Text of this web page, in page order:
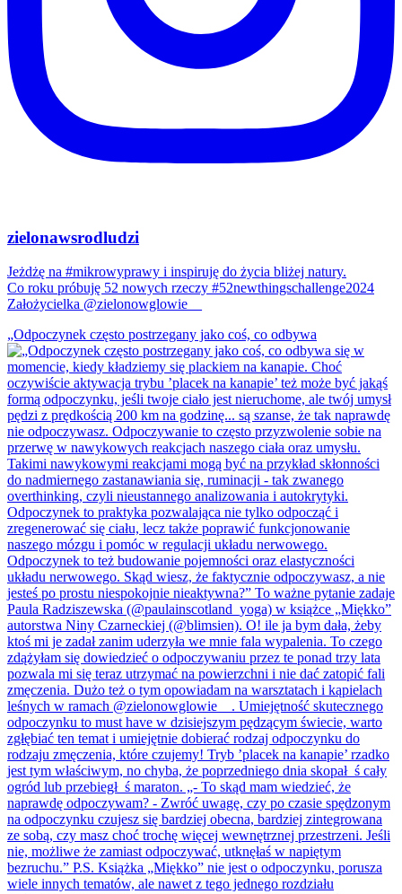
zielonawsrodludzi
Jeżdżę na #mikrowyprawy i inspiruję do życia bliżej natury.
Co roku próbuję 52 nowych rzeczy #52newthingschallenge2024
Założycielka @zielonowglowie__
„Odpoczynek często postrzegany jako coś, co odbywa